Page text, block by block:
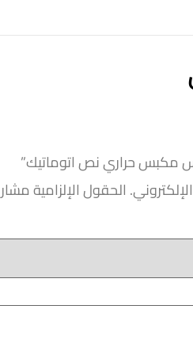
مكبس حراري نص اتوماتيك”
الحقول الإلزامية مشار